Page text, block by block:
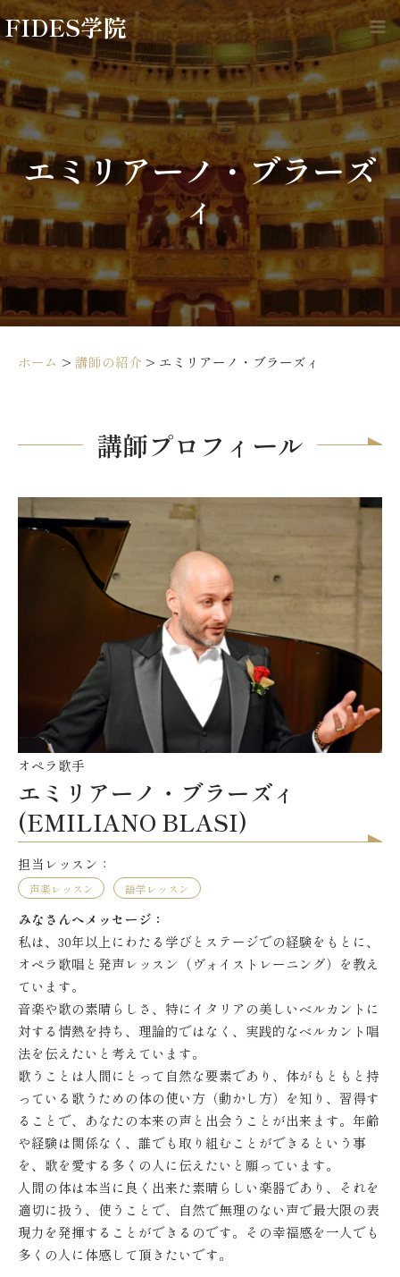
容
を
ス
キ
プ
FIDES学院
エミリアーノ・ブラーズ
ィ
ホーム > 講師の紹介 > エミリアーノ・ブラーズィ
講師プロフィール
オペラ歌手
エミリアーノ・ブラーズィ
(EMILIANO BLASI)
担当レッスン：
声楽レッスン 語学レッスン
みなさんへメッセージ：
私は、30年以上にわたる学びとステージでの経験をもとに、
オペラ歌唱と発声レッスン（ヴォイストレーニング）を教え
ています。
音楽や歌の素晴らしさ、特にイタリアの美しいベルカントに
対する情熱を持ち、理論的ではなく、実践的なベルカント唱
法を伝えたいと考えています。
歌うことは人間にとって自然な要素であり、体がもともと持
っている歌うための体の使い方（動かし方）を知り、習得す
ることで、あなたの本来の声と出会うことが出来ます。年齢
や経験は関係なく、誰でも取り組むことができるという事
を、歌を愛する多くの人に伝えたいと願っています。
人間の体は本当に良く出来た素晴らしい楽器であり、それを
適切に扱う、使うことで、自然で無理のない声で最大限の表
現力を発揮することができるのです。その幸福感を一人でも
多くの人に体感して頂きたいです。